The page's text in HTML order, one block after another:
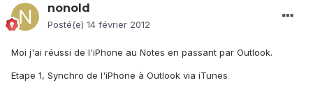
nonold
Posté(e) 14 février 2012
Moi j'ai réussi de l'iPhone au Notes en passant par Outlook.
Etape 1, Synchro de l'iPhone à Outlook via iTunes